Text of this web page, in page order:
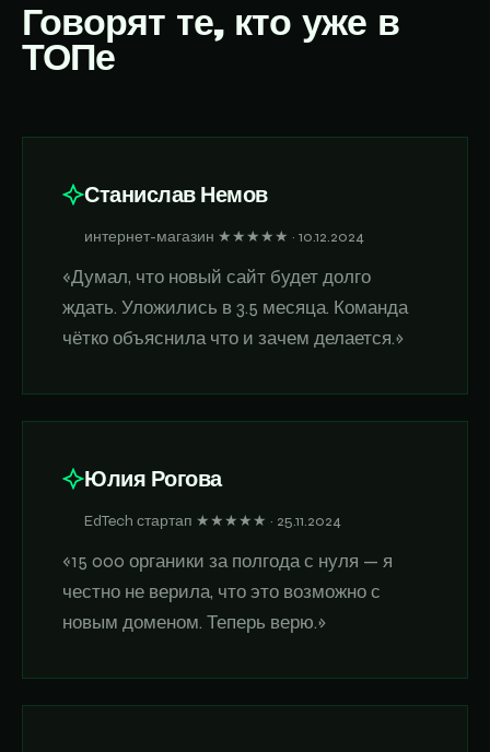
Говорят те, кто уже в
ТОПе
Станислав Немов
интернет-магазин ★★★★★ · 10.12.2024
«Думал, что новый сайт будет долго
ждать. Уложились в 3.5 месяца. Команда
чётко объяснила что и зачем делается.»
Юлия Рогова
EdTech стартап ★★★★★ · 25.11.2024
«15 000 органики за полгода с нуля — я
честно не верила, что это возможно с
новым доменом. Теперь верю.»